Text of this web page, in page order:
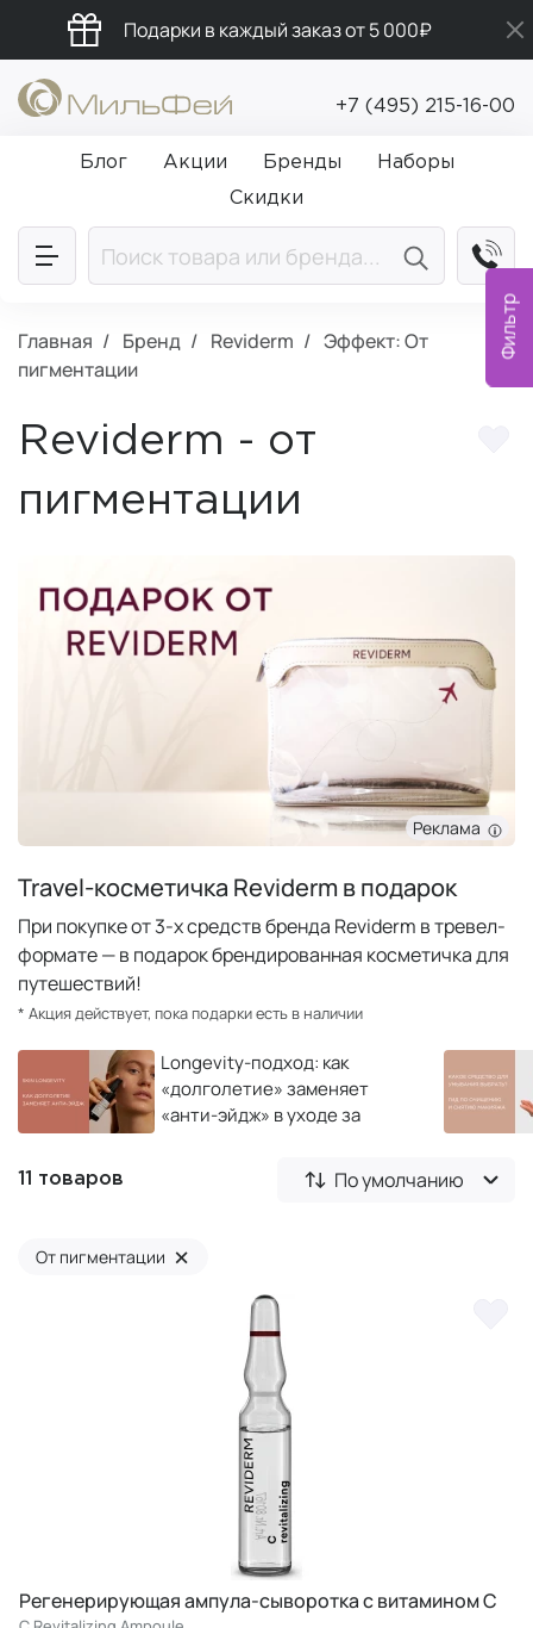
Фильтр
Подарки в каждый заказ от 5 000₽
Промокод ПРИВЕТ
Бесплатная доставка от 5 000₽
+7 (495) 215-16-00
Блог Акции Бренды
Наборы
Скидки
Главная Бренд Reviderm
Эффект: От
пигментации
Reviderm - от
пигментации
Реклама
Travel-косметичка Reviderm в подарок
При покупке от 3-х средств бренда Reviderm в тревел-
формате — в подарок брендированная косметичка для
путешествий!
* Акция действует, пока подарки есть в наличии
Longevity-подход: как
«долголетие» заменяет
«анти-эйдж» в уходе за
11 товаров По умолчанию
От пигментации ×
Регенерирующая ампула-сыворотка с витамином C